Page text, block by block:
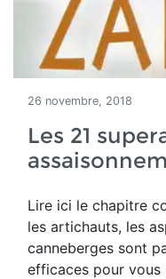
26 novembre, 2018
Les 21
Lire ici le chapitre
les artichauts, les
canneberges sont
efficaces pour